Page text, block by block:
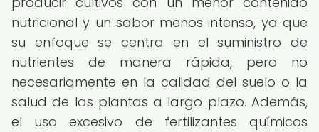
nutricional y un sabor menos intenso, ya que
su enfoque se centra en el suministro de
nutrientes de manera rápida, pero no
necesariamente en la calidad del suelo o la
salud de las plantas a largo plazo. Además,
el uso excesivo de fertilizantes químicos